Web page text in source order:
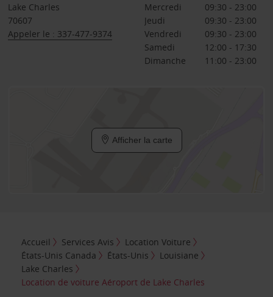
Lake Charles
70607
Appeler le : 337-477-9374
Mercredi
09:30 - 23:00
Jeudi
09:30 - 23:00
Vendredi
09:30 - 23:00
Samedi
12:00 - 17:30
Dimanche
11:00 - 23:00
Afficher la carte
Accueil Services Avis
Location Voiture
États-Unis Canada
États-Unis
Louisiane
Lake Charles
Location de voiture Aéroport de Lake Charles